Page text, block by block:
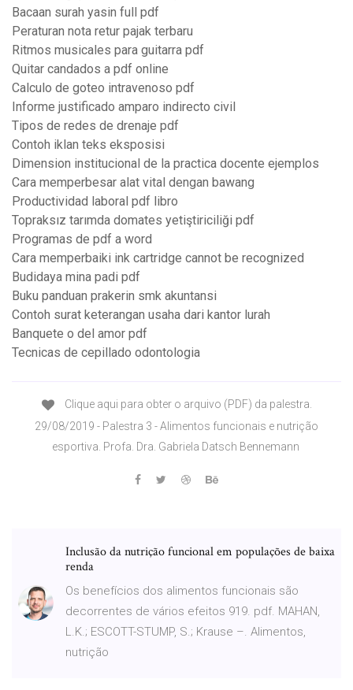
Bacaan surah yasin full pdf
Peraturan nota retur pajak terbaru
Ritmos musicales para guitarra pdf
Quitar candados a pdf online
Calculo de goteo intravenoso pdf
Informe justificado amparo indirecto civil
Tipos de redes de drenaje pdf
Contoh iklan teks eksposisi
Dimension institucional de la practica docente ejemplos
Cara memperbesar alat vital dengan bawang
Productividad laboral pdf libro
Topraksız tarımda domates yetiştiriciliği pdf
Programas de pdf a word
Cara memperbaiki ink cartridge cannot be recognized
Budidaya mina padi pdf
Buku panduan prakerin smk akuntansi
Contoh surat keterangan usaha dari kantor lurah
Banquete o del amor pdf
Tecnicas de cepillado odontologia
Clique aqui para obter o arquivo (PDF) da palestra.
29/08/2019 - Palestra 3 - Alimentos funcionais e nutrição
esportiva. Profa. Dra. Gabriela Datsch Bennemann
Inclusão da nutrição funcional em populações de baixa
renda
Os benefícios dos alimentos funcionais são
decorrentes de vários efeitos 919. pdf. MAHAN,
L.K.; ESCOTT-STUMP, S.; Krause –. Alimentos,
nutrição